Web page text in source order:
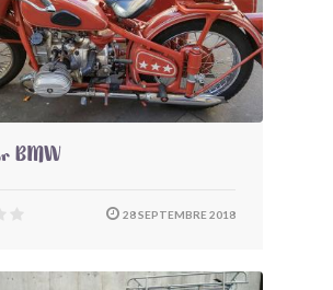
BMW
28 SEPTEMBRE 2018